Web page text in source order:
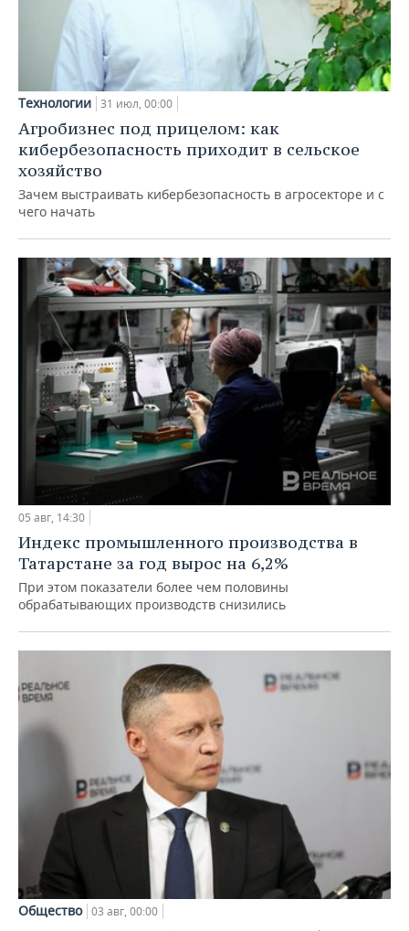
Технологии 31 июл, 00:00
Агробизнес под прицелом: как
кибербезопасность приходит в сельское
хозяйство
Зачем выстраивать кибербезопасность в агросекторе и с
чего начать
05 авг, 14:30
Индекс промышленного производства в
Татарстане за год вырос на 6,2%
При этом показатели более чем половины
обрабатывающих производств снизились
Общество 03 авг, 00:00